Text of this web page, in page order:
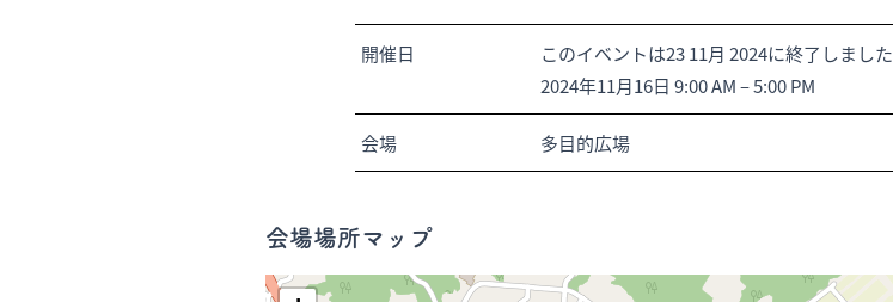
開催日
このイベントは23 11月 2024に終了しました
2024年11月16日 9:00 AM–5:00 PM
会場 多目的広場
会場場所マップ